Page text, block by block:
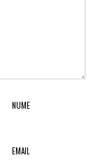
NUME
EMAIL